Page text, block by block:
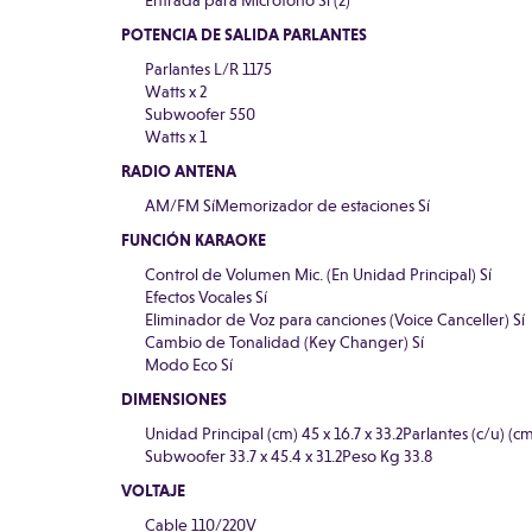
POTENCIA DE SALIDA PARLANTES
Parlantes L/R 1175
Watts x 2
Subwoofer 550
Watts x 1
RADIO ANTENA
AM/FM SíMemorizador de estaciones Sí
FUNCIÓN KARAOKE
Control de Volumen Mic. (En Unidad Principal) Sí
Efectos Vocales Sí
Eliminador de Voz para canciones (Voice Canceller) Sí
Cambio de Tonalidad (Key Changer) Sí
Modo Eco Sí
DIMENSIONES
Unidad Principal (cm) 45 x 16.7 x 33.2Parlantes (c/u)
Subwoofer 33.7 x 45.4 x 31.2Peso Kg 33.8
VOLTAJE
Cable 110/220V